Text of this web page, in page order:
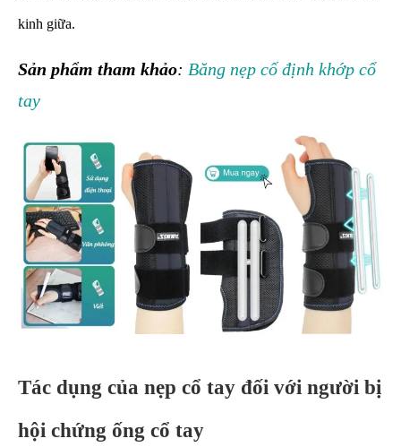
kinh giữa.
Sản phẩm tham khảo: Băng nẹp cố định khớp cổ
tay
Tác dụng của nẹp cổ tay đối với người bị
hội chứng ống cổ tay